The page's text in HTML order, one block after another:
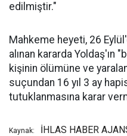
edilmiştir."
Mahkeme heyeti, 26
alınan kararda Yoldaş'ın
kişinin ölümüne ve
suçundan 16 yıl 3 ay
tutuklanmasına karar
Kaynak: İHLAS HABER